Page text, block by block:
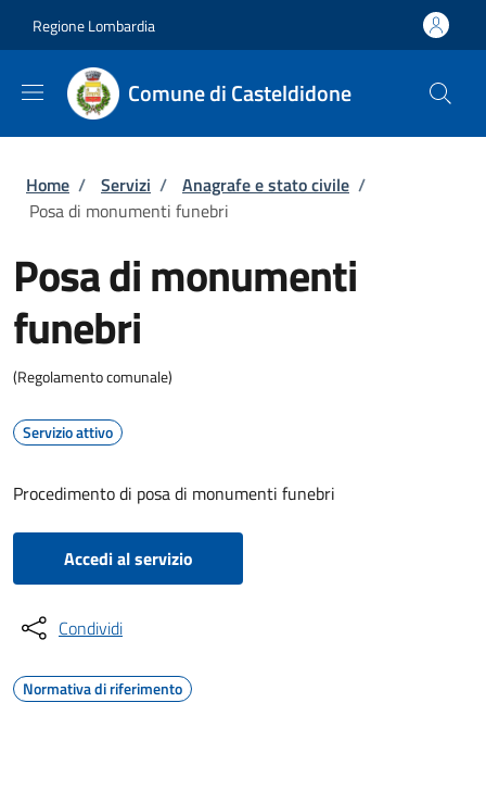
Regione Lombardia
Comune di Casteldidone
Briciole di pane
Home / Servizi / Anagrafe e stato civile /
Posa di monumenti funebri
Posa di monumenti
funebri
(Regolamento comunale)
Servizio attivo
Procedimento di posa di monumenti funebri
Accedi al servizio
Condividi
Normativa di riferimento